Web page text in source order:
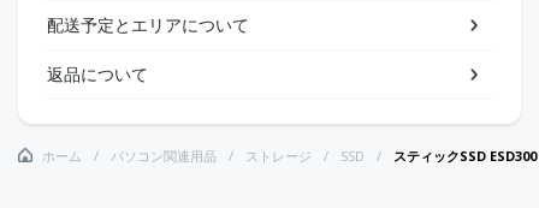
配送予定とエリアについて
返品について
ホーム パソコン関連用品 ストレージ SSD スティックSSD